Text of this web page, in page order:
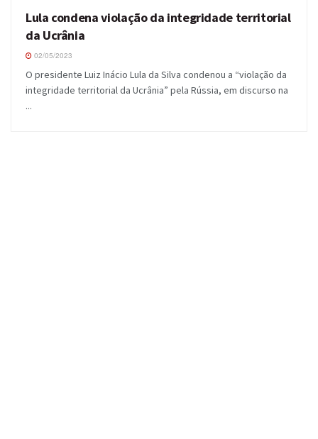
Lula condena violação da integridade territorial
da Ucrânia
02/05/2023
O presidente Luiz Inácio Lula da Silva condenou a “violação da
integridade territorial da Ucrânia” pela Rússia, em discurso na
...